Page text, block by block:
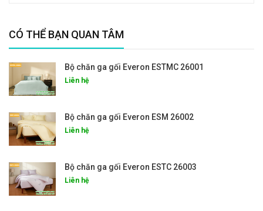
CÓ THỂ BẠN QUAN TÂM
Bộ chăn ga gối Everon ESTMC 26001
Liên hệ
Bộ chăn ga gối Everon ESM 26002
Liên hệ
Bộ chăn ga gối Everon ESTC 26003
Liên hệ